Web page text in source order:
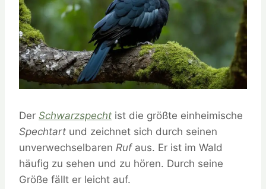
Der Schwarzspecht ist die größte einheimische
Spechtart und zeichnet sich durch seinen
unverwechselbaren Rufaus. Er ist im Wald
häufig zu sehen und zu hören. Durch seine
Größe fällt er leicht auf.